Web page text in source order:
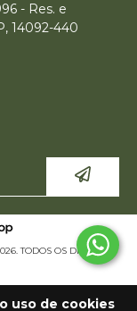
uso de cookies
- Res. e
14092-440
TODOS OS DIREITOS